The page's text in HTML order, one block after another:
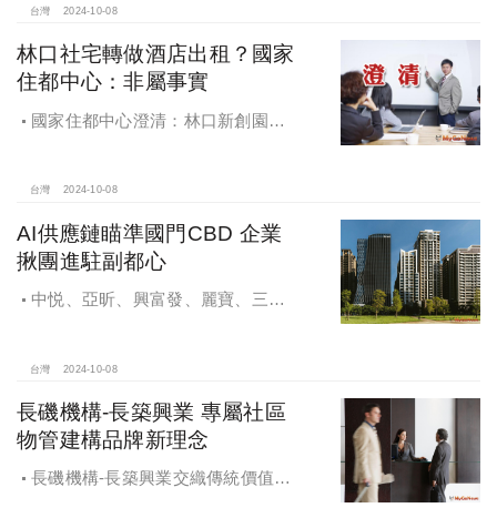
望全壘打
台灣 2024-10-08
林口社宅轉做酒店出租？國家
住都中心：非屬事實
國家住都中心澄清：林口新創園秉
台灣 2024-10-08
AI供應鏈瞄準國門CBD 企業
揪團進駐副都心
中悦、亞昕、興富發、麗寶、三發
未來還陸續有超過7萬坪辦公樓面積新
台灣 2024-10-08
長磯機構-長築興業 專屬社區
物管建構品牌新理念
長磯機構-長築興業交織傳統價值與